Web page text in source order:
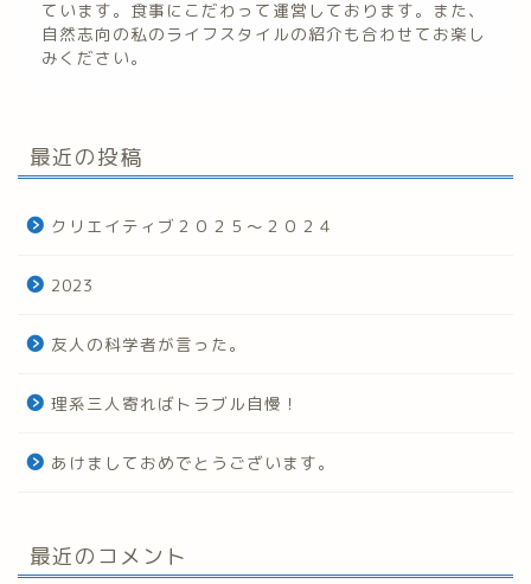
ています。食事にこだわって運営しております。また、
自然志向の私のライフスタイルの紹介も合わせてお楽し
みください。
最近の投稿
クリエイティブ２０２５～２０２４
2023
友人の科学者が言った。
理系三人寄ればトラブル自慢！
あけましておめでとうございます。
最近のコメント